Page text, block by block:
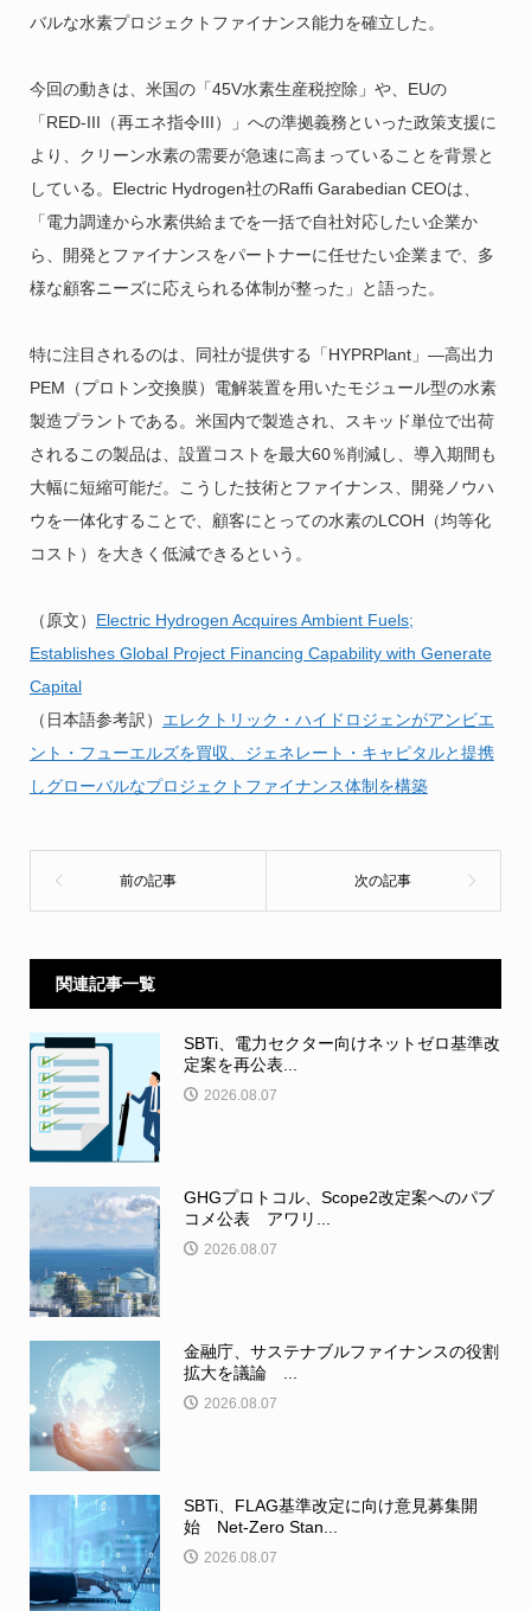
バルな水素プロジェクトファイナンス能力を確立した。
今回の動きは、米国の「45V水素生産税控除」や、EUの
「RED-III（再エネ指令III）」への準拠義務といった政策支援に
より、クリーン水素の需要が急速に高まっていることを背景と
している。Electric Hydrogen社のRaffi Garabedian CEOは、
「電力調達から水素供給までを一括で自社対応したい企業か
ら、開発とファイナンスをパートナーに任せたい企業まで、多
様な顧客ニーズに応えられる体制が整った」と語った。
特に注目されるのは、同社が提供する「HYPRPlant」―高出力
PEM（プロトン交換膜）電解装置を用いたモジュール型の水素
製造プラントである。米国内で製造され、スキッド単位で出荷
されるこの製品は、設置コストを最大60％削減し、導入期間も
大幅に短縮可能だ。こうした技術とファイナンス、開発ノウハ
ウを一体化することで、顧客にとっての水素のLCOH（均等化
コスト）を大きく低減できるという。
（原文） Electric Hydrogen Acquires Ambient Fuels;
Establishes Global Project Financing Capability with Generate
Capital
（日本語参考訳） エレクトリック・ハイドロジェンがアンビエ
ント・フューエルズを買収、ジェネレート・キャピタルと提携
しグローバルなプロジェクトファイナンス体制を構築
関連記事一覧
SBTi、電力セクター向けネットゼロ基準改
定案を再公表...
2026.08.07
GHGプロトコル、Scope2改定案へのパブ
コメ公表 アワリ...
2026.08.07
金融庁、サステナブルファイナンスの役割
拡大を議論 ...
2026.08.07
SBTi、FLAG基準改定に向け意見募集開
始 Net-Zero Stan...
2026.08.07